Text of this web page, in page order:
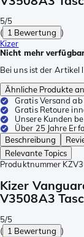
5/5
( 1 Bewertung )
Kizer
Nicht mehr verfügbar
Bei uns ist der Artikel
Ähnliche Produkte
Gratis Versand
Gratis Retoure
Unsere Kunden
Über 25 Jahre
Beschreibung
Relevante Topics
Produktnummer
Kizer
V3508A3
5/5
( 1 Bewertung )